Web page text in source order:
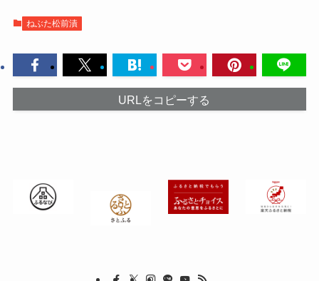
ねぶた松前漬
URLをコピーする